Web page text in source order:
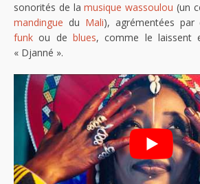
sonorités de lamusique wassoulou (un
mandingue du Mali), agrémentées
funk ou de blues, comme le laissent
« Djanné ».